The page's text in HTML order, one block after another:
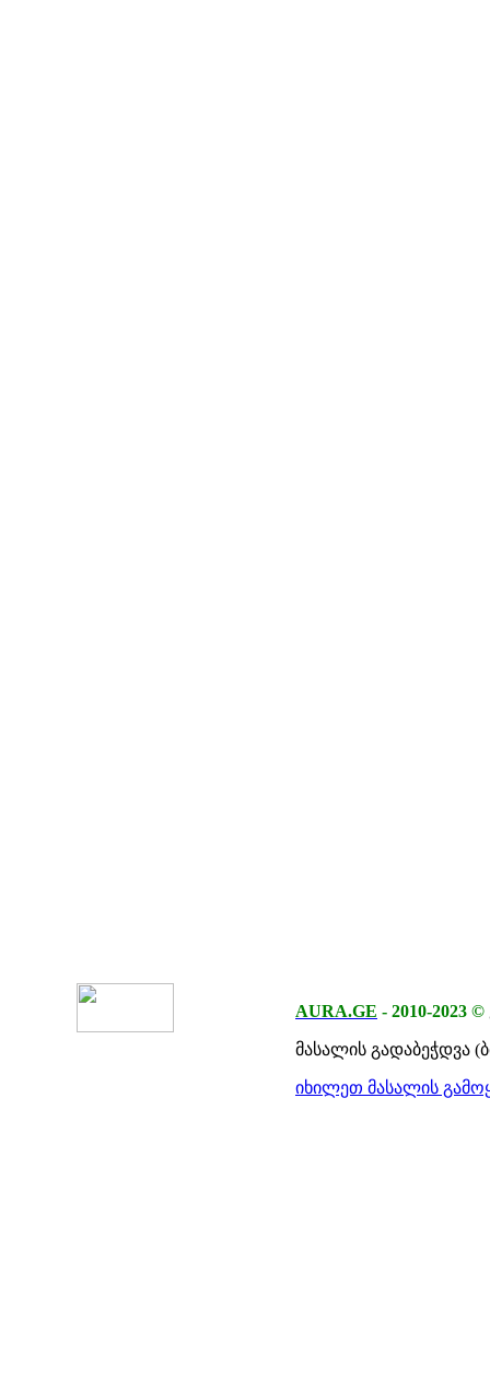
AURA.GE - 2010-2023 ©
მასალის გადაბეჭდვა
იხილეთ მასალის